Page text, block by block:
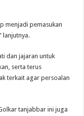
menjadi pemasukan
lanjutnya.
dan jajaran untuk
serta terus
terkait agar persoalan
tanjabbar ini juga